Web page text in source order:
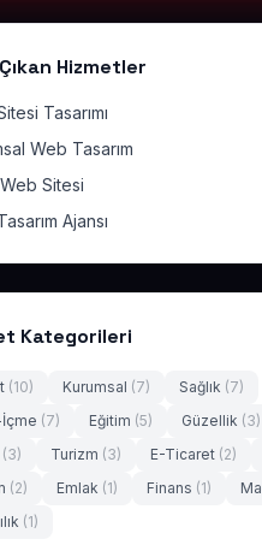
Hizmetler
Tasarımı
Web Tasarım
Sitesi
Ajansı
Kategorileri
(10) Kurumsal (7) Sağlık (7)
(7) Eğitim (5) Güzellik (3)
(3) Turizm (3) E-Ticaret (2)
(2) Emlak (1) Finans (1)
(1)